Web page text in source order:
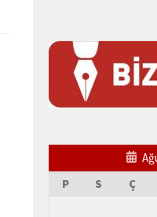
P
S Ç